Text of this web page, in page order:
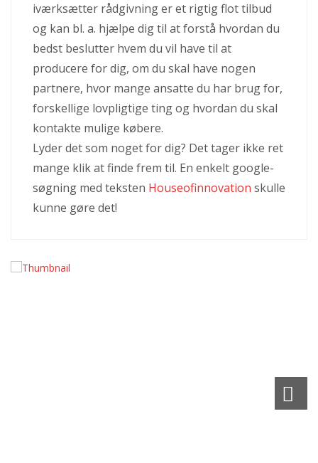
iværksætter rådgivning er et rigtig flot tilbud
og kan bl. a. hjælpe dig til at forstå hvordan du
bedst beslutter hvem du vil have til at
producere for dig, om du skal have nogen
partnere, hvor mange ansatte du har brug for,
forskellige lovpligtige ting og hvordan du skal
kontakte mulige købere.
Lyder det som noget for dig? Det tager ikke ret
mange klik at finde frem til. En enkelt google-
søgning med teksten Houseofinnovation skulle
kunne gøre det!
Effektivitet og fleksibilitet med